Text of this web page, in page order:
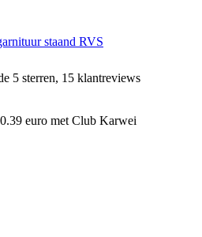
staand RVS
5 sterren, 15 klantreviews
euro met Club Karwei